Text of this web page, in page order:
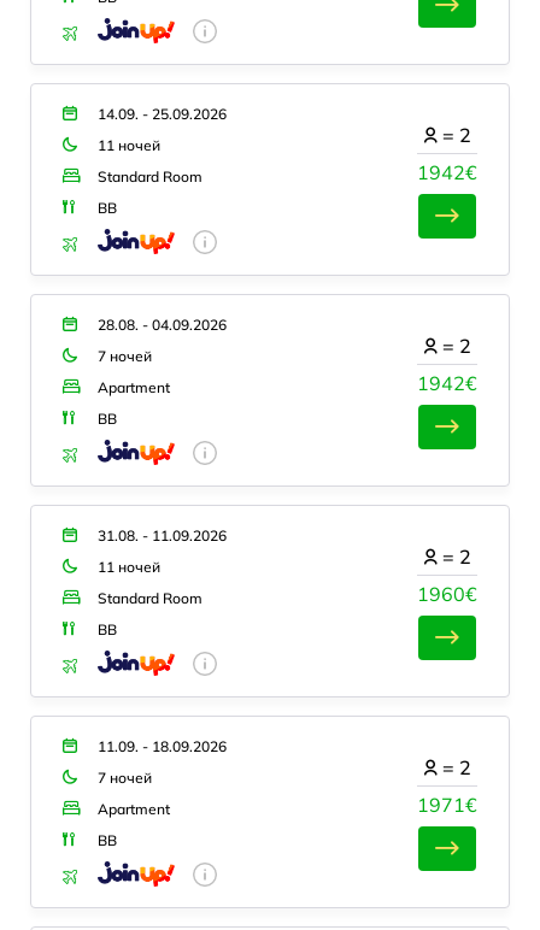
14.09. - 25.09.2026
11 ночей
Standard Room
BB
1942€
= 2
28.08. - 04.09.2026
7 ночей
Apartment
BB
1942€
= 2
31.08. - 11.09.2026
11 ночей
Standard Room
BB
1960€
= 2
11.09. - 18.09.2026
7 ночей
Apartment
BB
1971€
= 2